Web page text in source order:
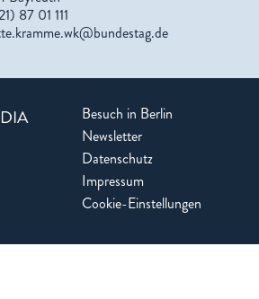
87 01 111
Besuch in Berlin
Newsletter
Datenschutz
Impressum
Cookie-Einstellungen